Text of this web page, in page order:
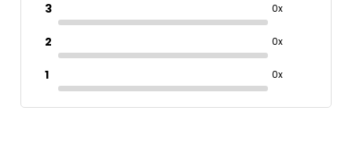
3 0x
2 0x
1 0x